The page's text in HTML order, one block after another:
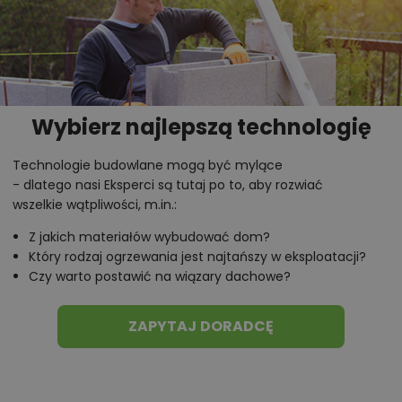
parametrach,
optymalizacja kosztów budowy domu według
tego projektu,
informacje szczegółowe - np. wymiary
pomieszczeń, instalacje, materiały?
Zadzwoń52 384 49 90 lub NAPISZ
Wybierz najlepszą technologię
Technologie budowlane mogą być mylące
- dlatego nasi Eksperci są tutaj po to, aby rozwiać
wszelkie wątpliwości, m.in.:
Z jakich materiałów wybudować dom?
Który rodzaj ogrzewania jest najtańszy w eksploatacji?
Czy warto postawić na wiązary dachowe?
ZAPYTAJ DORADCĘ